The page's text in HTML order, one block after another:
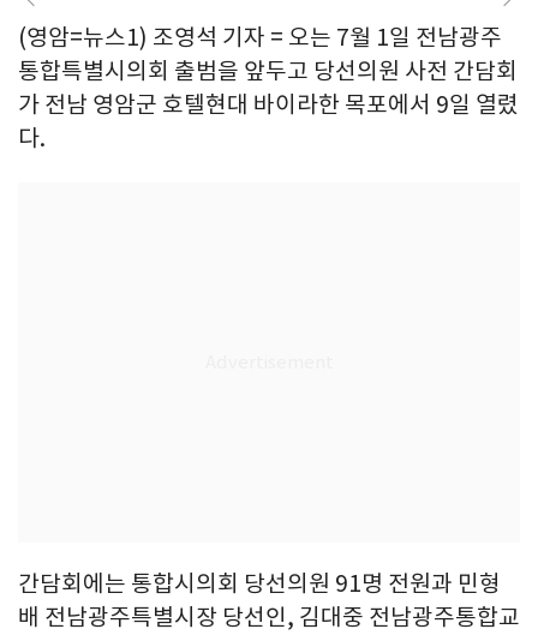
(영암=뉴스1) 조영석 기자 = 오는 7월 1일 전남광주
통합특별시의회 출범을 앞두고 당선의원 사전 간담회
가 전남 영암군 호텔현대 바이라한 목포에서 9일 열렸
다.
간담회에는 통합시의회 당선의원 91명 전원과 민형
배 전남광주특별시장 당선인, 김대중 전남광주통합교